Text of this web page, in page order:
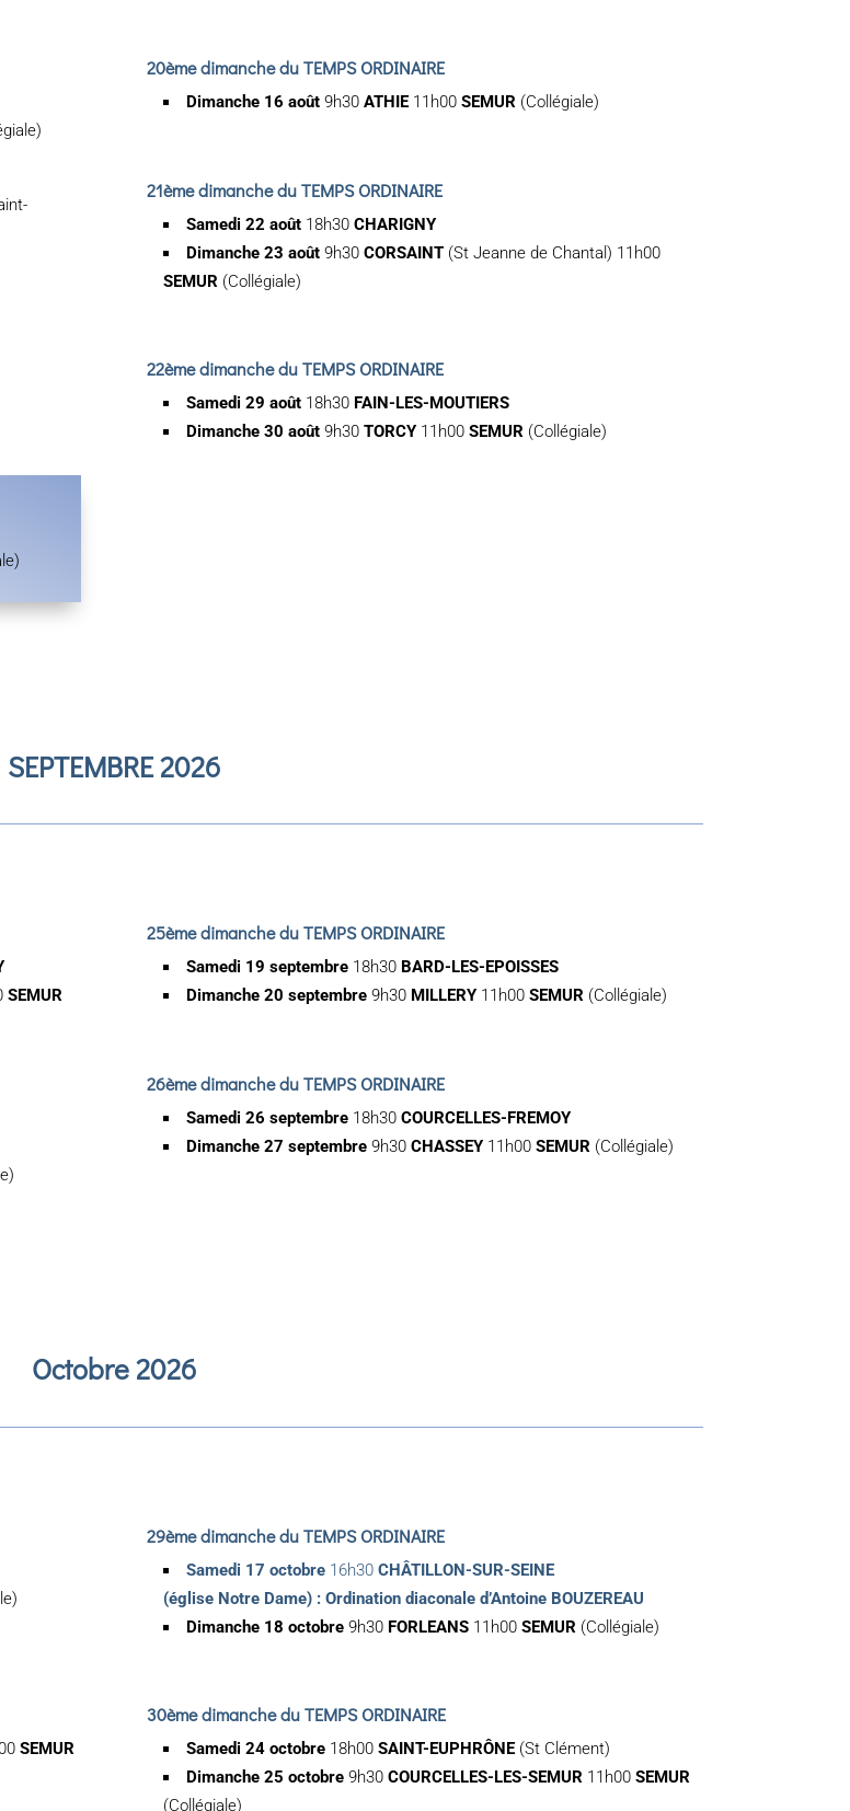
20ème dimanche du TEMPS ORDINAIRE
Dimanche 16 août 9h30 ATHIE11h00 SEMUR(Collégiale)
21ème dimanche du TEMPS ORDINAIRE
Samedi 22 août 18h30 CHARIGNY
Dimanche 23 août 9h30 CORSAINT (St Jeanne de Chantal) 11h00
SEMUR(Collégiale)
22ème dimanche du TEMPS ORDINAIRE
Samedi 29 août 18h30 FAIN-LES-MOUTIERS
Dimanche 30 août 9h30 TORCY 11h00 SEMUR(Collégiale)
SEPTEMBRE 2026
SEMUR
25ème dimanche du TEMPS ORDINAIRE
Samedi 19 septembre 18h30 BARD-LES-EPOISSES
Dimanche 20 septembre 9h30 MILLERY 11h00 SEMUR(Collégiale)
26ème dimanche du TEMPS ORDINAIRE
Samedi 26 septembre 18h30 COURCELLES-FREMOY
Dimanche 27 septembre 9h30 CHASSEY 11h00 SEMUR(Collégiale)
Octobre 2026
SEMUR
29ème dimanche du TEMPS ORDINAIRE
Samedi 17 octobre 16h30 CHÂTILLON-SUR-SEINE
(église Notre Dame) : Ordination diaconale d’Antoine BOUZEREAU
Dimanche 18 octobre 9h30 FORLEANS 11h00 SEMUR(Collégiale)
30ème dimanche du TEMPS ORDINAIRE
Samedi 24 octobre 18h00 SAINT-EUPHRÔNE (St Clément)
Dimanche 25 octobre 9h30 COURCELLES-LES-SEMUR 11h00 SEMUR
(Collégiale)